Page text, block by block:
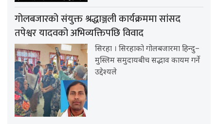
गोलबजारको संयुक्त श्रद्धाञ्जली कार्यक्रममा सांसद
तपेश्वर यादवको अभिव्यक्तिपछि विवाद
सिरहा । सिरहाको गोलबजारमा हिन्दु–
मुस्लिम समुदायबीच सद्भाव कायम गर्ने
उद्देश्यले